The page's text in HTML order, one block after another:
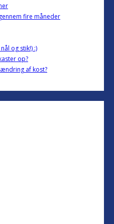
fire måneder
og stik!) :)
op?
af kost?